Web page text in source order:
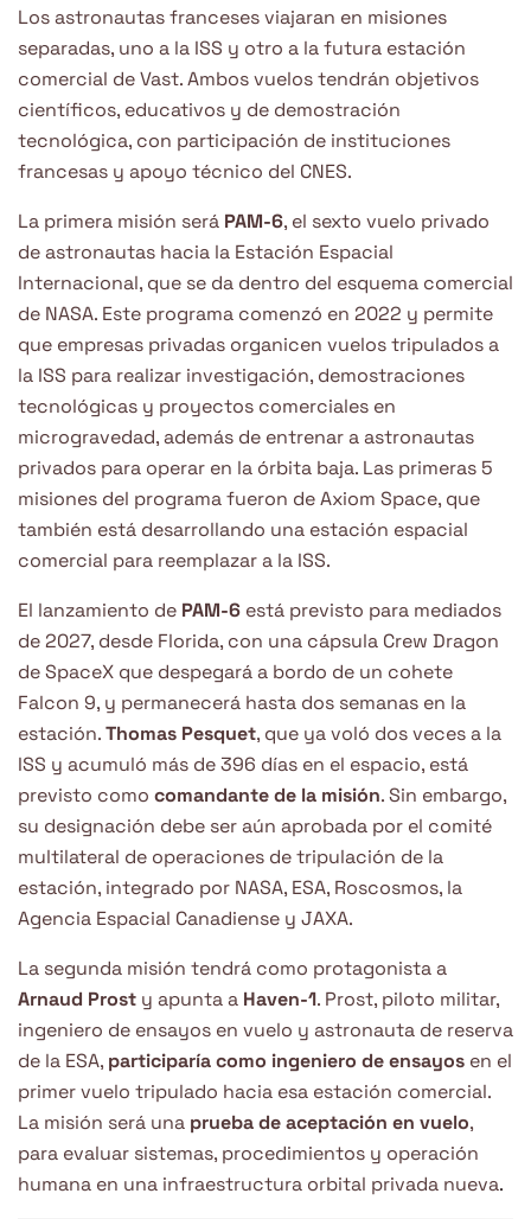
Los astronautas franceses viajaran en misiones
separadas, uno a la ISS y otro a la futura estación
comercial de Vast. Ambos vuelos tendrán objetivos
científicos, educativos y de demostración
tecnológica, con participación de instituciones
francesas y apoyo técnico del CNES.
La primera misión será PAM-6, el sexto vuelo privado
de astronautas hacia la Estación Espacial
Internacional, que se da dentro del esquema comercial
de NASA. Este programa comenzó en 2022 y permite
que empresas privadas organicen vuelos tripulados a
la ISS para realizar investigación, demostraciones
tecnológicas y proyectos comerciales en
microgravedad, además de entrenar a astronautas
privados para operar en la órbita baja. Las primeras 5
misiones del programa fueron de Axiom Space, que
también está desarrollando una estación espacial
comercial para reemplazar a la ISS.
El lanzamiento de PAM-6 está previsto para mediados
de 2027, desde Florida, con una cápsula Crew Dragon
de SpaceX que despegará a bordo de un cohete
Falcon 9, y permanecerá hasta dos semanas en la
estación.Thomas Pesquet, que ya voló dos veces a la
ISS y acumuló más de 396 días en el espacio, está
previsto como comandante de la misión. Sin embargo,
su designación debe ser aún aprobada por el comité
multilateral de operaciones de tripulación de la
estación, integrado por NASA, ESA, Roscosmos, la
Agencia Espacial Canadiense y JAXA.
La segunda misión tendrá como protagonista a
Arnaud Prost y apunta a Haven-1. Prost, piloto militar,
ingeniero de ensayos en vuelo y astronauta de reserva
de la ESA, participaría como ingeniero de ensayos en el
primer vuelo tripulado hacia esa estación comercial.
La misión será una prueba de aceptación en vuelo,
para evaluar sistemas, procedimientos y operación
humana en una infraestructura orbital privada nueva.